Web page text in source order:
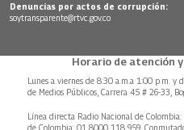
Denuncias por actos de corrupción:
soytransparente@rtvc.gov.co
Horario de atención
Lunes a viernes de 8:30 a.m.a 1:00 p.m. y
de Medios Públicos, Carrera 45 # 26-33,
Línea directa Radio Nacional de
de Colombia: 01 8000 118 959.